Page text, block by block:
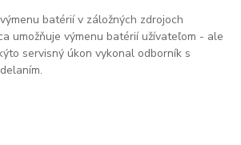
batérií v záložných zdrojoch
umožňuje výmenu batérií užívateľom - ale
servisný úkon vykonal odborník s